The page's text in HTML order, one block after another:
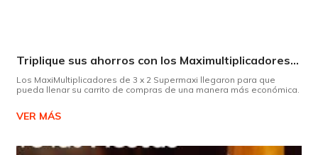
Triplique sus ahorros con los Maximultiplicadores de Supermaxi
Los MaxiMultiplicadores de 3 x 2 Supermaxi llegaron para que
pueda llenar su carrito de compras de una manera más económica.
VER MÁS